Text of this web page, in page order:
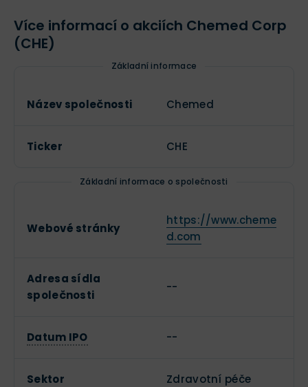
Více informací o akciích Chemed Corp
(CHE)
Základní informace
Název společnosti Chemed
Ticker CHE
Základní informace o společnosti
Webové stránky
https://www.cheme
d.com
Adresa sídla
společnosti
--
Datum IPO --
Sektor Zdravotní péče